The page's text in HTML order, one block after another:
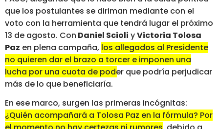
que los postulantes se diriman mediante con el
voto con la herramienta que tendrá lugar el próximo
13 de agosto. Con Daniel Scioli yVictoria Tolosa
Paz en plena campaña, los allegados al Presidente
no quieren dar el brazo a torcer e imponen una
lucha por una cuota de poder que podría perjudicar
más de lo que beneficiaría.
En ese marco, surgen las primeras incógnitas:
¿Quién acompañará a Tolosa Paz en la fórmula? Por